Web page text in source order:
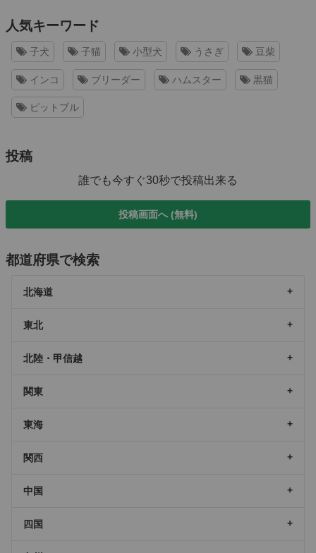
人気キーワード
子犬 子猫 小型犬 うさぎ 豆柴
インコ ブリーダー ハムスター 黒猫
ピットブル
投稿
誰でも今すぐ30秒で投稿出来る
投稿画面へ (無料)
都道府県で検索
北海道
東北
北陸・甲信越
関東
東海
関西
中国
四国